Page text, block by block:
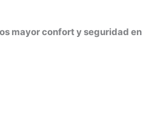
mayor confort y seguridad en